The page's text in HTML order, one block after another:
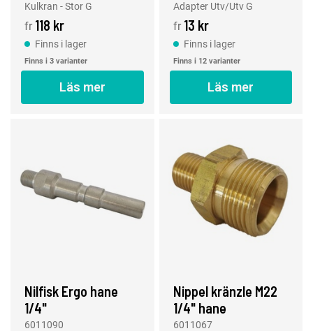
Kulkran - Stor G
fr 118 kr
Finns i lager
Finns i 3 varianter
Läs mer
Adapter Utv/Utv G
fr 13 kr
Finns i lager
Finns i 12 varianter
Läs mer
Nilfisk Ergo hane
1/4"
6011090
Nippel kränzle M22
1/4" hane
6011067